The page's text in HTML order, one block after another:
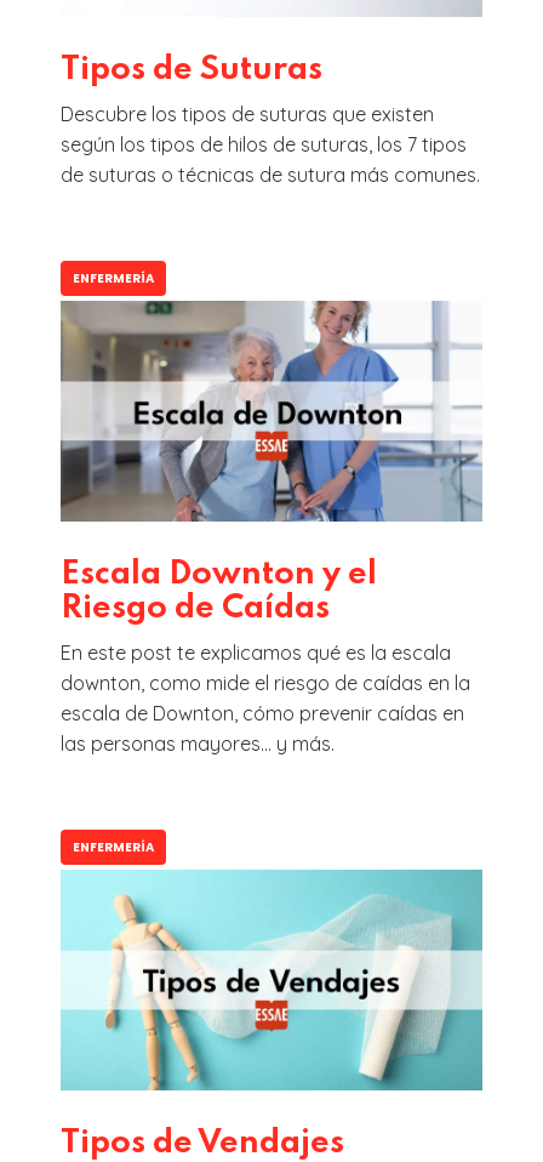
Tipos de Suturas
Descubre los tipos de suturas que existen
según los tipos de hilos de suturas, los 7 tipos
de suturas o técnicas de sutura más comunes.
ENFERMERÍA
Escala Downton y el
Riesgo de Caídas
En este post te explicamos qué es la escala
downton, como mide el riesgo de caídas en la
escala de Downton, cómo prevenir caídas en
las personas mayores... y más.
ENFERMERÍA
Tipos de Vendajes